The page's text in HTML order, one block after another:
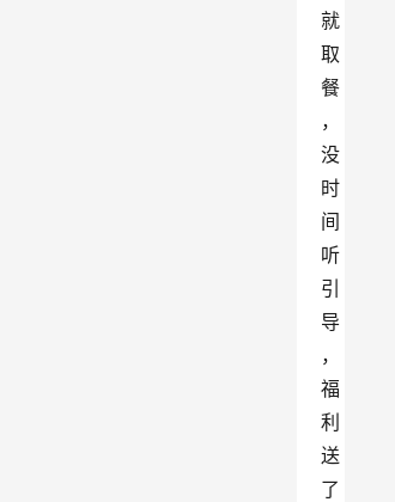
就
取
餐
，
没
时
间
听
引
导
，
福
利
送
了